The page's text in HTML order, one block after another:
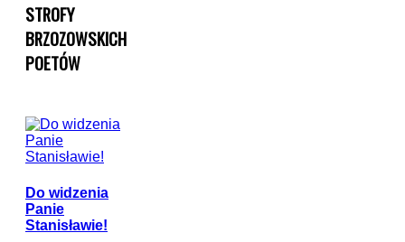
STROFY
BRZOZOWSKICH
POETÓW
Do widzenia
Panie
Stanisławie!